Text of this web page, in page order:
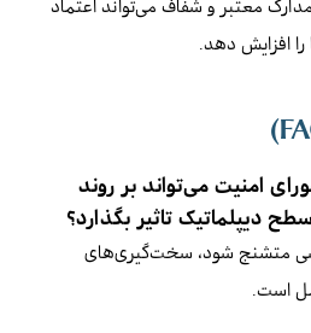
مدارک معتبر و شفاف می‌تواند اعتماد
را افزایش دهد.
امنیت می‌تواند بر روند
دیپلماتیک تاثیر بگذارد؟
متشنج شود، سخت‌گیری‌های
است.